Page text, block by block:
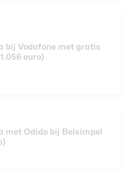
bij Vodafone met gratis
euro)
met Odido bij Belsimpel